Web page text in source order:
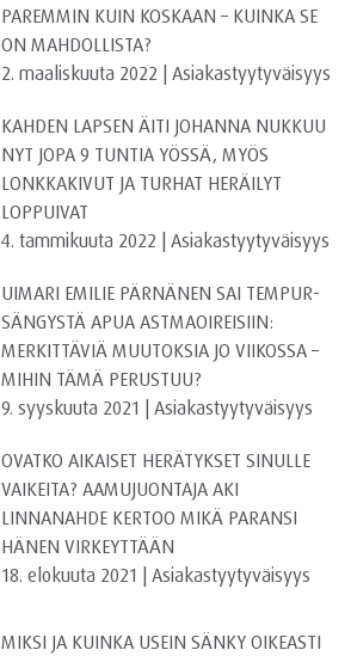
PAREMMIN KUIN KOSKAAN – KUINKA SE
ON MAHDOLLISTA?
2. maaliskuuta 2022 | Asiakastyytyväisyys
KAHDEN LAPSEN ÄITI JOHANNA NUKKUU
NYT JOPA 9 TUNTIA YÖSSÄ, MYÖS
LONKKAKIVUT JA TURHAT HERÄILYT
LOPPUIVAT
4. tammikuuta 2022 | Asiakastyytyväisyys
UIMARI EMILIE PÄRNÄNEN SAI TEMPUR-
SÄNGYSTÄ APUA ASTMAOIREISIIN:
MERKITTÄVIÄ MUUTOKSIA JO VIIKOSSA –
MIHIN TÄMÄ PERUSTUU?
9. syyskuuta 2021 | Asiakastyytyväisyys
OVATKO AIKAISET HERÄTYKSET SINULLE
VAIKEITA? AAMUJUONTAJA AKI
LINNANAHDE KERTOO MIKÄ PARANSI
HÄNEN VIRKEYTTÄÄN
18. elokuuta 2021 | Asiakastyytyväisyys
MIKSI JA KUINKA USEIN SÄNKY OIKEASTI